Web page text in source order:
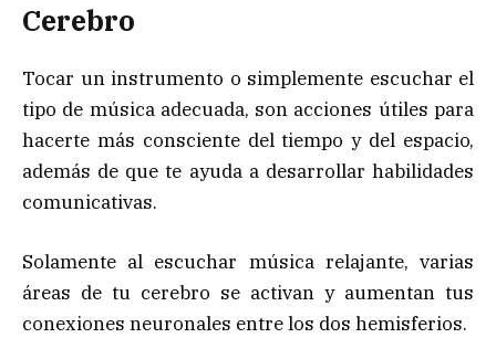
Cerebro
Tocar un instrumento o simplemente escuchar el
tipo de música adecuada, son acciones útiles para
hacerte más consciente del tiempo y del espacio,
además de que te ayuda a desarrollar habilidades
comunicativas.
Solamente al escuchar música relajante, varias
áreas de tu cerebro se activan y aumentan tus
conexiones neuronales entre los dos hemisferios.